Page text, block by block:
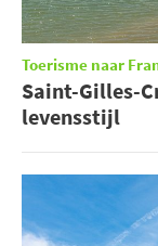
Toerisme naar
Saint-Gilles-
levensstijl